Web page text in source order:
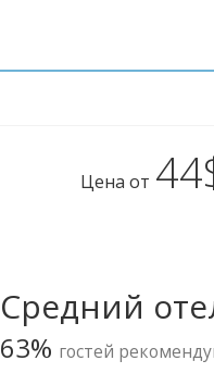
Цена от
Средний
63% гостей